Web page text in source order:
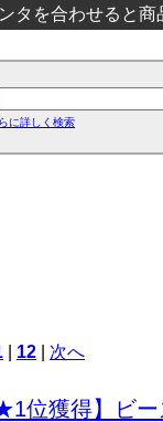
タを合わせると
らに詳しく検索
12 次へ
位獲得】ビ